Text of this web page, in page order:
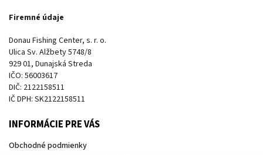
Firemné údaje
Donau Fishing Center, s. r. o.
Ulica Sv. Alžbety 5748/8
929 01, Dunajská Streda
IČO: 56003617
DIČ: 2122158511
IČ DPH: SK2122158511
INFORMÁCIE PRE VÁS
Obchodné podmienky